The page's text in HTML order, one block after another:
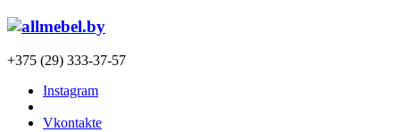
+375 (29) 333-37-57
Instagram
Vkontakte